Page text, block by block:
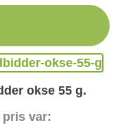
okse 55 g.
pris var: